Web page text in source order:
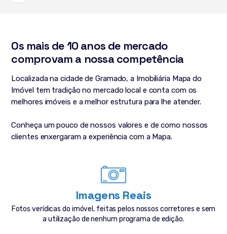
Os mais de 10 anos de mercado
comprovam a nossa competência
Localizada na cidade de Gramado, a Imobiliária Mapa do
Imóvel tem tradição no mercado local e conta com os
melhores imóveis e a melhor estrutura para lhe atender.
Conheça um pouco de nossos valores e de como nossos
clientes enxergaram a experiência com a Mapa.
Imagens Reais
Fotos verídicas do imóvel, feitas pelos nossos corretores e sem
a utilização de nenhum programa de edição.